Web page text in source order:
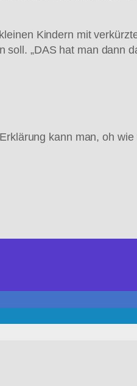
Kindern mit
„DAS hat man dann
kann man, oh